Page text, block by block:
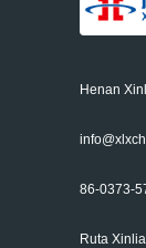
Henan
86-0373-
Ruta